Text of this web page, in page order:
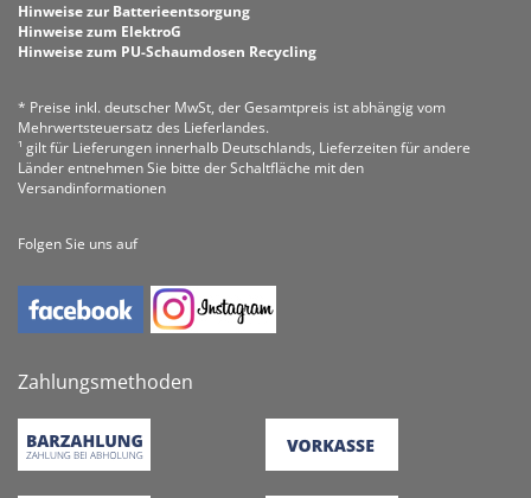
Hinweise zur Batterieentsorgung
Hinweise zum ElektroG
Hinweise zum PU-Schaumdosen Recycling
* Preise inkl. deutscher MwSt, der Gesamtpreis ist abhängig vom
Mehrwertsteuersatz des Lieferlandes.
¹ gilt für Lieferungen innerhalb Deutschlands, Lieferzeiten für andere
Länder entnehmen Sie bitte der Schaltfläche mit den
Versandinformationen
Folgen Sie uns auf
Zahlungsmethoden